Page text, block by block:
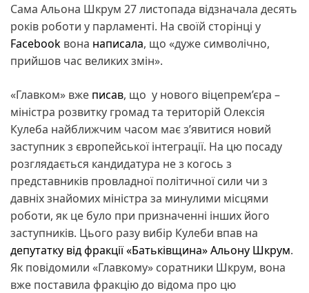
Сама Альона Шкрум 27 листопада відзначала десять
років роботи у парламенті. На своїй сторінці у
Facebook вона написала, що «дуже символічно,
прийшов час великих змін».
«Главком» вже писав, що у нового віцепрем’єра –
міністра розвитку громад та територій Олексія
Кулеба найближчим часом має з’явитися новий
заступник з європейської інтеграції. На цю посаду
розглядається кандидатура не з когось з
представників провладної політичної сили чи з
давніх знайомих міністра за минулими місцями
роботи, як це було при призначенні інших його
заступників. Цього разу вибір Кулеби впав на
депутатку від фракції «Батьківщина» Альону Шкрум.
Як повідомили «Главкому» соратники Шкрум, вона
вже поставила фракцію до відома про цю